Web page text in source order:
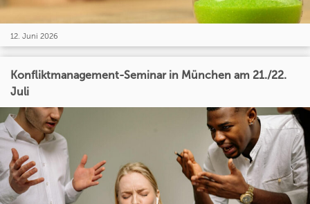
12. Juni 2026
Konfliktmanagement-Seminar in München am 21./22.
Juli